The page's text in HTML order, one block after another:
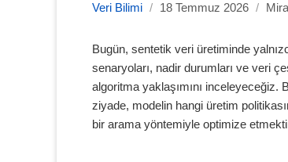
Veri Bilimi / 18 Temmuz 2026 /
Bugün, sentetik veri üretiminde
senaryoları, nadir durumları ve veri
algoritma yaklaşımını
ziyade, modelin hangi üretim
bir arama yöntemiyle optimize